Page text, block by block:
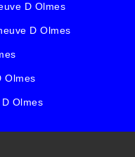
D Olmes
D Olmes
Olmes
Olmes